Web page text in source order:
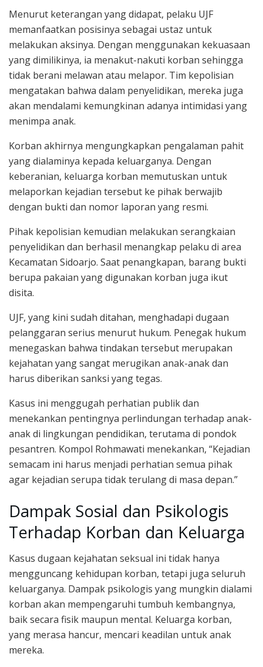
Menurut keterangan yang didapat, pelaku UJF
memanfaatkan posisinya sebagai ustaz untuk
melakukan aksinya. Dengan menggunakan kekuasaan
yang dimilikinya, ia menakut-nakuti korban sehingga
tidak berani melawan atau melapor. Tim kepolisian
mengatakan bahwa dalam penyelidikan, mereka juga
akan mendalami kemungkinan adanya intimidasi yang
menimpa anak.
Korban akhirnya mengungkapkan pengalaman pahit
yang dialaminya kepada keluarganya. Dengan
keberanian, keluarga korban memutuskan untuk
melaporkan kejadian tersebut ke pihak berwajib
dengan bukti dan nomor laporan yang resmi.
Pihak kepolisian kemudian melakukan serangkaian
penyelidikan dan berhasil menangkap pelaku di area
Kecamatan Sidoarjo. Saat penangkapan, barang bukti
berupa pakaian yang digunakan korban juga ikut
disita.
UJF, yang kini sudah ditahan, menghadapi dugaan
pelanggaran serius menurut hukum. Penegak hukum
menegaskan bahwa tindakan tersebut merupakan
kejahatan yang sangat merugikan anak-anak dan
harus diberikan sanksi yang tegas.
Kasus ini menggugah perhatian publik dan
menekankan pentingnya perlindungan terhadap anak-
anak di lingkungan pendidikan, terutama di pondok
pesantren. Kompol Rohmawati menekankan, “Kejadian
semacam ini harus menjadi perhatian semua pihak
agar kejadian serupa tidak terulang di masa depan.”
Dampak Sosial dan Psikologis
Terhadap Korban dan Keluarga
Kasus dugaan kejahatan seksual ini tidak hanya
mengguncang kehidupan korban, tetapi juga seluruh
keluarganya. Dampak psikologis yang mungkin dialami
korban akan mempengaruhi tumbuh kembangnya,
baik secara fisik maupun mental. Keluarga korban,
yang merasa hancur, mencari keadilan untuk anak
mereka.